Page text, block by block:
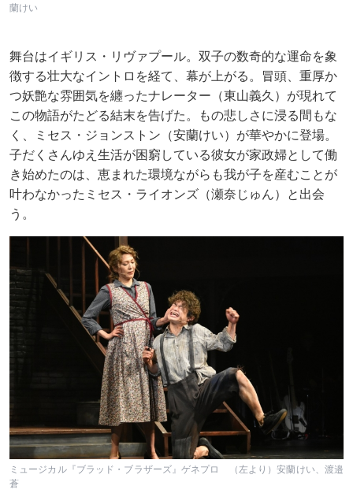
蘭けい
舞台はイギリス・リヴァプール。双子の数奇的な運命を象
徴する壮大なイントロを経て、幕が上がる。冒頭、重厚か
つ妖艶な雰囲気を纏ったナレーター（東山義久）が現れて
この物語がたどる結末を告げた。もの悲しさに浸る間もな
く、ミセス・ジョンストン（安蘭けい）が華やかに登場。
子だくさんゆえ生活が困窮している彼女が家政婦として働
き始めたのは、恵まれた環境ながらも我が子を産むことが
叶わなかったミセス・ライオンズ（瀬奈じゅん）と出会
う。
ミュージカル『ブラッド・ブラザーズ』ゲネプロ （左より）安蘭けい、渡邉
蒼